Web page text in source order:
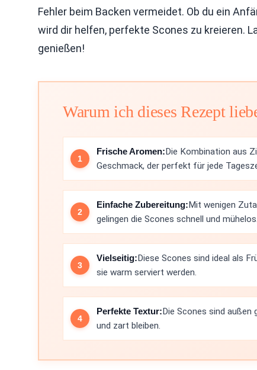
Fehler beim Backen vermeidet. Ob du ein
wird dir helfen, perfekte Scones zu kreieren.
genießen!
Warum ich dieses Rezept
Frische Aromen:Die Kombination aus
Geschmack, der perfekt für jede
Einfache Zubereitung:Mit wenigen
gelingen die Scones schnell und mühelos.
Vielseitig:Diese Scones sind ideal als
sie warm serviert werden.
Perfekte Textur:Die Scones sind außen
und zart bleiben.